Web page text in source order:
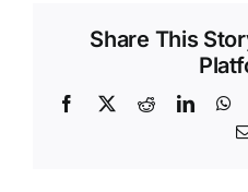
Share This
Facebook
X Reddit